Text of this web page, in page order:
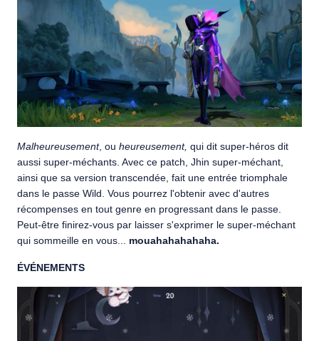
Malheureusement, ou heureusement, qui dit super-héros dit
aussi super-méchants. Avec ce patch, Jhin super-méchant,
ainsi que sa version transcendée, fait une entrée triomphale
dans le passe Wild. Vous pourrez l'obtenir avec d'autres
récompenses en tout genre en progressant dans le passe.
Peut-être finirez-vous par laisser s'exprimer le super-méchant
qui sommeille en vous... mouahahahahaha.
ÉVÉNEMENTS